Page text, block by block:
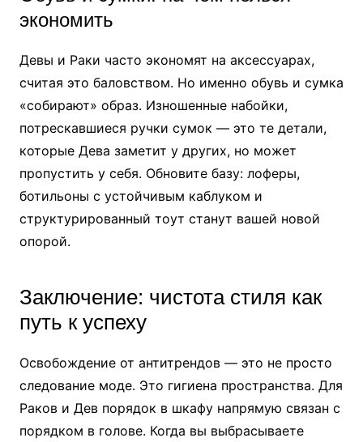
экономить
Девы и Раки часто экономят на аксессуарах,
считая это баловством. Но именно обувь и сумка
«собирают» образ. Изношенные набойки,
потрескавшиеся ручки сумок — это те детали,
которые Дева заметит у других, но может
пропустить у себя. Обновите базу: лоферы,
ботильоны с устойчивым каблуком и
структурированный тоут станут вашей новой
опорой.
Заключение: чистота стиля как
путь к успеху
Освобождение от антитрендов — это не просто
следование моде. Это гигиена пространства. Для
Раков и Дев порядок в шкафу напрямую связан с
порядком в голове. Когда вы выбрасываете